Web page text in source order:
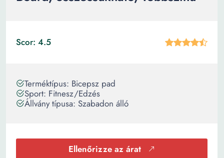
Scor: 4.5
Terméktípus: Bicepsz pad
Sport: Fitnesz/Edzés
Állvány típusa: Szabadon álló
Ellenőrizze az árat